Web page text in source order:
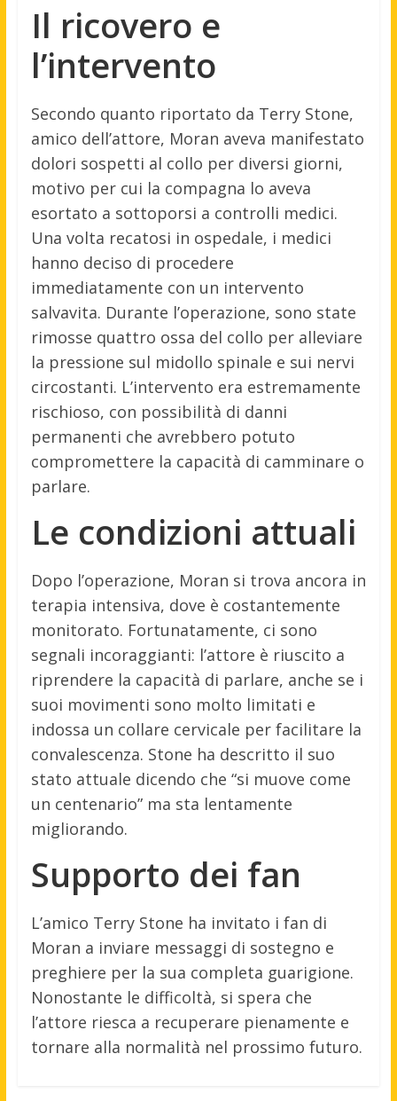
Il ricovero e
l’intervento
Secondo quanto riportato da Terry Stone,
amico dell’attore, Moran aveva manifestato
dolori sospetti al collo per diversi giorni,
motivo per cui la compagna lo aveva
esortato a sottoporsi a controlli medici.
Una volta recatosi in ospedale, i medici
hanno deciso di procedere
immediatamente con un intervento
salvavita. Durante l’operazione, sono state
rimosse quattro ossa del collo per alleviare
la pressione sul midollo spinale e sui nervi
circostanti. L’intervento era estremamente
rischioso, con possibilità di danni
permanenti che avrebbero potuto
compromettere la capacità di camminare o
parlare.
Le condizioni attuali
Dopo l’operazione, Moran si trova ancora in
terapia intensiva, dove è costantemente
monitorato. Fortunatamente, ci sono
segnali incoraggianti: l’attore è riuscito a
riprendere la capacità di parlare, anche se i
suoi movimenti sono molto limitati e
indossa un collare cervicale per facilitare la
convalescenza. Stone ha descritto il suo
stato attuale dicendo che “si muove come
un centenario” ma sta lentamente
migliorando.
Supporto dei fan
L’amico Terry Stone ha invitato i fan di
Moran a inviare messaggi di sostegno e
preghiere per la sua completa guarigione.
Nonostante le difficoltà, si spera che
l’attore riesca a recuperare pienamente e
tornare alla normalità nel prossimo futuro.